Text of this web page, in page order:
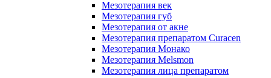
Мезотерапия век
Мезотерапия губ
Мезотерапия от акне
Мезотерапия препаратом Curacen
Мезотерапия Монако
Мезотерапия Melsmon
Мезотерапия лица препаратом